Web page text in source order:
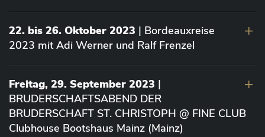
22. bis 26. Oktober 2023 | Bordeauxreise
2023 mit Adi Werner und Ralf Frenzel
Freitag, 29. September 2023 |
BRUDERSCHAFTSABEND DER
BRUDERSCHAFT ST. CHRISTOPH @ FINE CLUB
Clubhouse Bootshaus Mainz (Mainz)